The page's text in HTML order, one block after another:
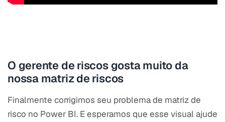
O gerente de riscos gosta muito da
nossa matriz de riscos
Finalmente corrigimos seu problema de matriz de
risco no Power BI. E esperamos que esse visual ajude